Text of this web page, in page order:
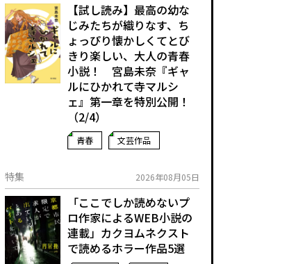
【試し読み】最高の幼な
じみたちが織りなす、ち
ょっぴり懐かしくてとび
きり楽しい、大人の青春
小説！ 宮島未奈『ギャ
ルにひかれて寺マルシ
ェ』第一章を特別公開！
（2/4）
青春 文芸作品
特集 2026年08月05日
「ここでしか読めないプ
ロ作家によるWEB小説の
連載」――カクヨムネクスト
で読めるホラー作品5選